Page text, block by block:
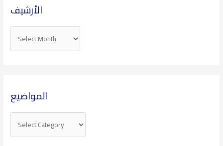
الأرشيف
المواضيع